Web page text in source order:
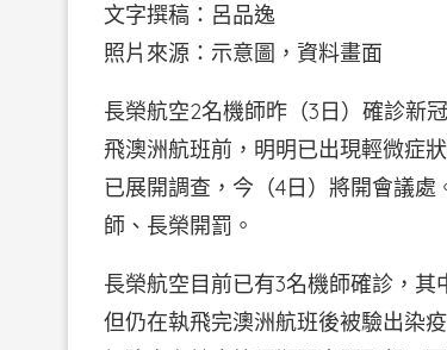
文字撰稿：呂品逸
照片來源：示意圖，資料畫面
長榮航空2名機師昨（3日）確診新
飛澳洲航班前，明明已出現輕微症
已展開調查，今（4日）將開會議
師、長榮開罰。
長榮航空目前已有3名機師確診，其
但仍在執飛完澳洲航班後被驗出染